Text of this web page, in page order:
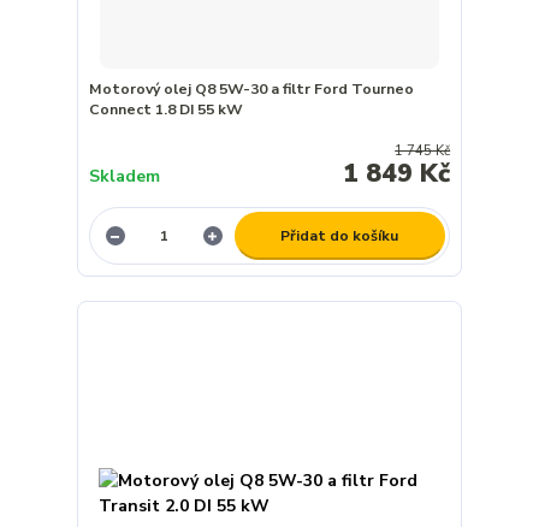
Motorový olej Q8 5W-30 a filtr Ford Tourneo
Connect 1.8 DI 55 kW
1 745 Kč
1 849 Kč
Skladem
Přidat do košíku